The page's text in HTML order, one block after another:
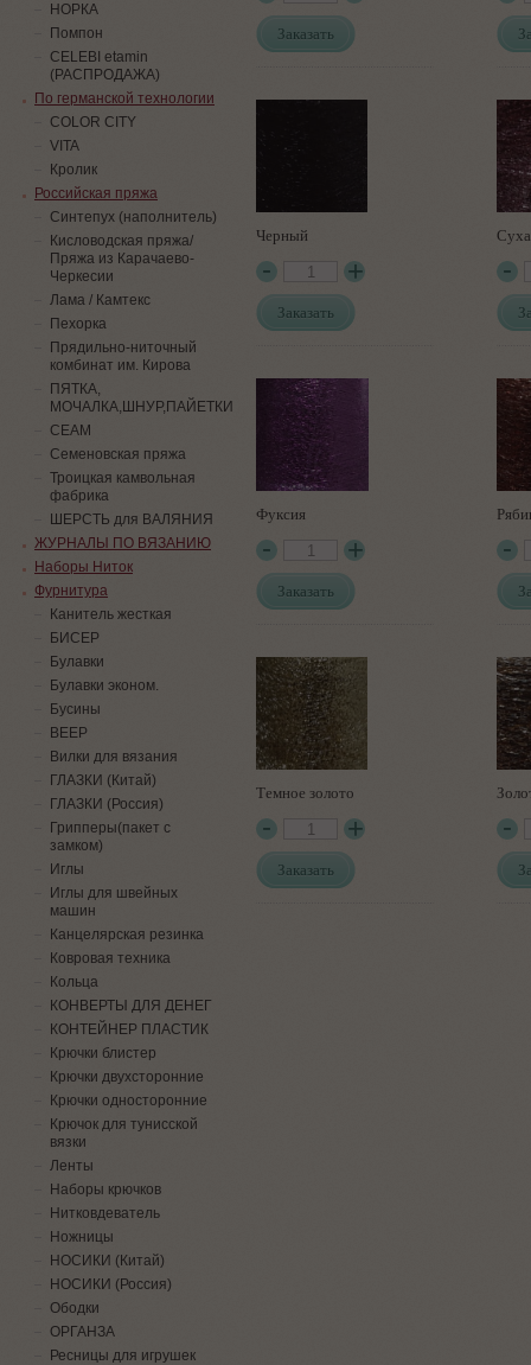
Заказать
Черный
Заказать
Фуксия
Заказать
Темное золото
Заказать
НОРКА
Помпон
СELEBI etamin
(РАСПРОДАЖА)
По германской технологии
COLOR CITY
VITA
Кролик
Российская пряжа
Синтепух (наполнитель)
Кисловодская пряжа/
Пряжа из Карачаево-
Черкесии
Лама / Камтекс
Пехорка
Прядильно-ниточный
комбинат им. Кирова
ПЯТКА,
МОЧАЛКА,ШНУР,ПАЙЕТКИ
СЕАМ
Семеновская пряжа
Троицкая камвольная
фабрика
ШЕРСТЬ для ВАЛЯНИЯ
ЖУРНАЛЫ ПО ВЯЗАНИЮ
Наборы Ниток
Фурнитура
Канитель жесткая
БИСЕР
Булавки
Булавки эконом.
Бусины
ВЕЕР
Вилки для вязания
ГЛАЗКИ (Китай)
ГЛАЗКИ (Россия)
Грипперы(пакет с
замком)
Иглы
Иглы для швейных
машин
Канцелярская резинка
Ковровая техника
Кольца
КОНВЕРТЫ ДЛЯ ДЕНЕГ
КОНТЕЙНЕР ПЛАСТИК
Крючки блистер
Крючки двухсторонние
Крючки односторонние
Крючок для тунисской
вязки
Ленты
Наборы крючков
Нитковдеватель
Ножницы
НОСИКИ (Китай)
НОСИКИ (Россия)
Ободки
ОРГАНЗА
Ресницы для игрушек